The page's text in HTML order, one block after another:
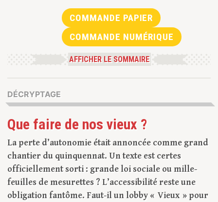
COMMANDE PAPIER
COMMANDE NUMÉRIQUE
AFFICHER LE SOMMAIRE
DÉCRYPTAGE
Que faire de nos vieux ?
La perte d’autonomie était annoncée comme grand
chantier du quinquennat. Un texte est certes
officiellement sorti : grande loi sociale ou mille-
feuilles de mesurettes ? L’accessibilité reste une
obligation fantôme. Faut-il un lobby « Vieux » pour